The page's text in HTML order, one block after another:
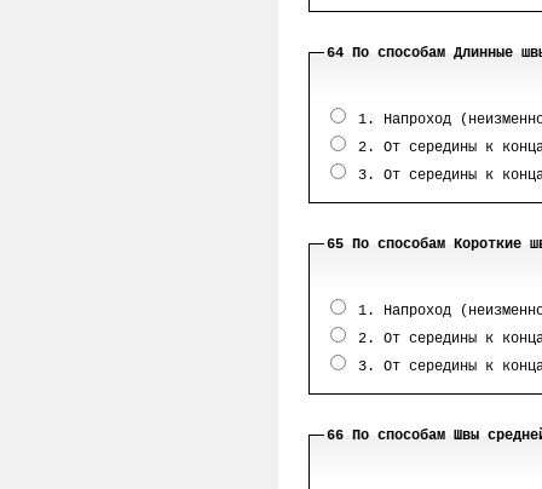
64 По способам Длинные
1. Напроход
2. От середины к
3. От середины к
65 По способам Короткие
1. Напроход
2. От середины к
3. От середины к
66 По способам Швы